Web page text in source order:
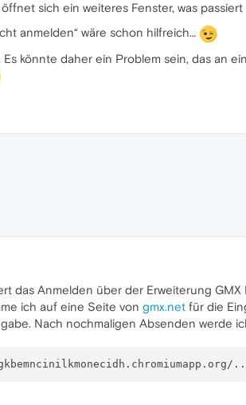
sich ein weiteres Fenster, was
anmelden“ wäre schon hilfreich…
Es könnte daher ein Problem sein, das an
das Anmelden über der Erweiterung GMX
ich auf eine Seite von gmx.net für die
Nach nochmaligen Absenden werde